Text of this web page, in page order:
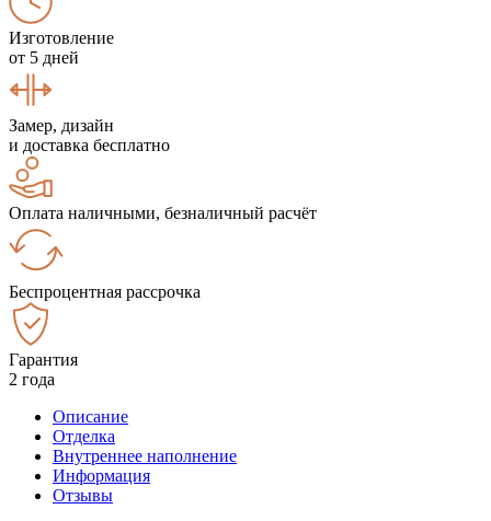
Изготовление
от 5 дней
Замер, дизайн
и доставка бесплатно
Оплата наличными, безналичный расчёт
Беспроцентная рассрочка
Гарантия
2 года
Описание
Отделка
Внутреннее наполнение
Информация
Отзывы